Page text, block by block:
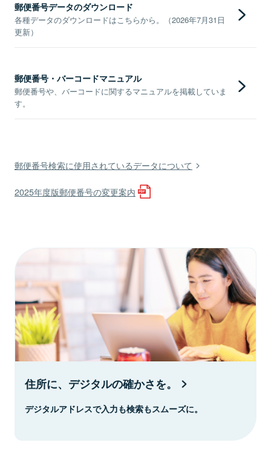
郵便番号データのダウンロード
各種データのダウンロードはこちらから。（2026年7月31日
更新）
郵便番号・バーコードマニュアル
郵便番号や、バーコードに関するマニュアルを掲載していま
す。
郵便番号検索に使用されているデータについて
2025年度版郵便番号の変更案内
住所に、デジタルの確かさを。
デジタルアドレスで入力も検索もスムーズに。